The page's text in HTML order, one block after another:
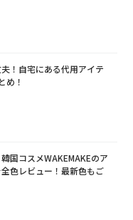
！自宅にある代用アイテ
め！
国コスメWAKEMAKEのア
色レビュー！最新色もご